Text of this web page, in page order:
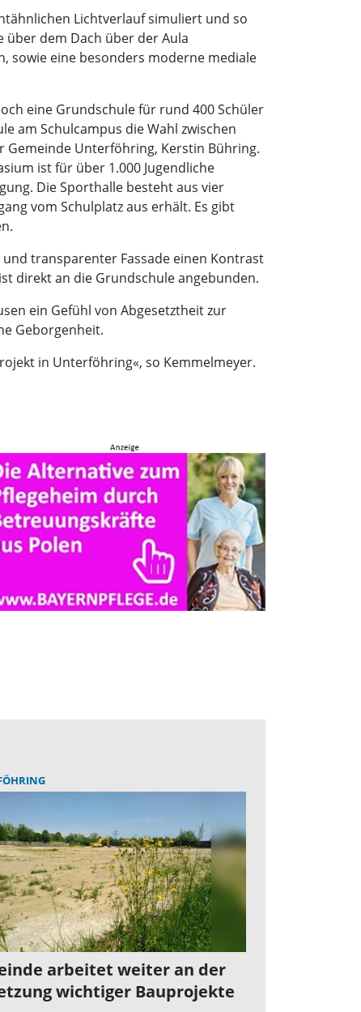
Lichtverlauf simuliert und so
dem Dach über der Aula
sowie eine besonders moderne mediale
eine Grundschule für rund 400 Schüler
am Schulcampus die Wahl zwischen
Gemeinde Unterföhring, Kerstin Bühring.
ist für über 1.000 Jugendliche
Die Sporthalle besteht aus vier
vom Schulplatz aus erhält. Es gibt
transparenter Fassade einen Kontrast
direkt an die Grundschule angebunden.
ein Gefühl von Abgesetztheit zur
Geborgenheit.
in Unterföhring«, so Kemmelmeyer.
arbeitet weiter an der
wichtiger Bauprojekte